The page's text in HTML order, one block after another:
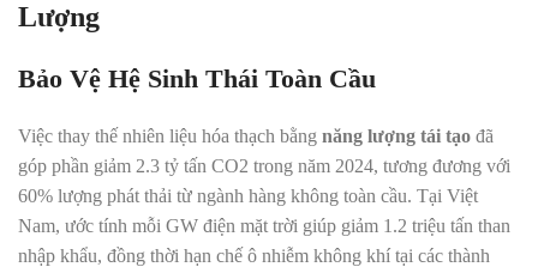
Lượng
Bảo Vệ Hệ Sinh Thái Toàn Cầu
Việc thay thế nhiên liệu hóa thạch bằng năng lượng tái tạo đã
góp phần giảm 2.3 tỷ tấn CO2 trong năm 2024, tương đương với
60% lượng phát thải từ ngành hàng không toàn cầu. Tại Việt
Nam, ước tính mỗi GW điện mặt trời giúp giảm 1.2 triệu tấn than
nhập khẩu, đồng thời hạn chế ô nhiễm không khí tại các thành